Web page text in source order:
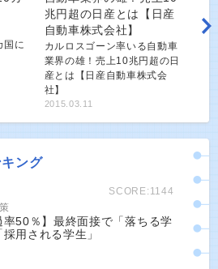
国に
カルロスゴーン率いる自動車
業界の雄！売上10兆円超の日
産とは【日産自動車株式会
社】
2015.03.11
ング
SCORE:1144
率50％】最終面接で「落ちる学
用される学生」